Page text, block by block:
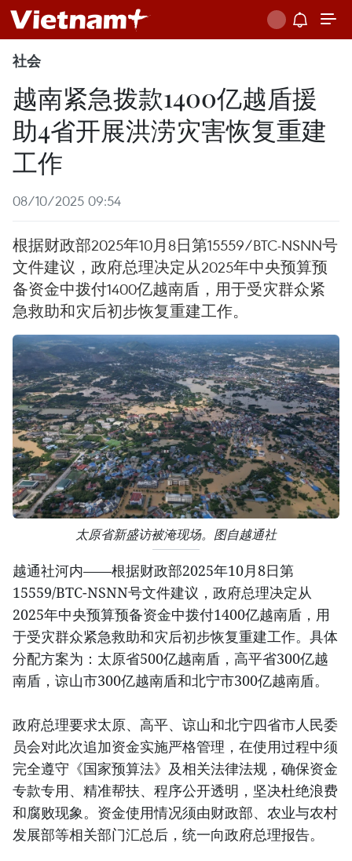
社会
越南紧急拨款1400亿越盾援
助4省开展洪涝灾害恢复重建
工作
08/10/2025 09:54
根据财政部2025年10月8日第15559/BTC-NSNN号
文件建议，政府总理决定从2025年中央预算预
备资金中拨付1400亿越南盾，用于受灾群众紧
急救助和灾后初步恢复重建工作。
太原省新盛访被淹现场。图自越通社
越通社河内——根据财政部2025年10月8日第
15559/BTC-NSNN号文件建议，政府总理决定从
2025年中央预算预备资金中拨付1400亿越南盾，用
于受灾群众紧急救助和灾后初步恢复重建工作。具体
分配方案为：太原省500亿越南盾，高平省300亿越
南盾，谅山市300亿越南盾和北宁市300亿越南盾。
政府总理要求太原、高平、谅山和北宁四省市人民委
员会对此次追加资金实施严格管理，在使用过程中须
完全遵守《国家预算法》及相关法律法规，确保资金
专款专用、精准帮扶、程序公开透明，坚决杜绝浪费
和腐败现象。资金使用情况须由财政部、农业与农村
发展部等相关部门汇总后，统一向政府总理报告。